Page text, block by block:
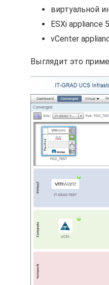
виртуальной
ESXi appliance
vCenter
Выглядит это